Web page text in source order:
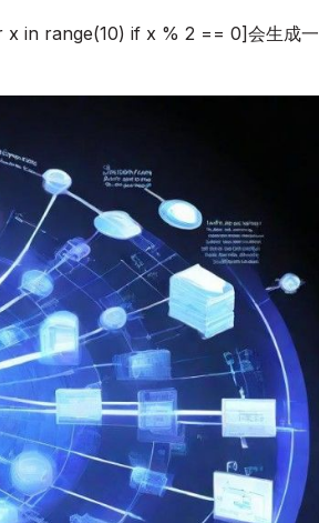
战
x in range(10) if x % 2 == 0]会生成一